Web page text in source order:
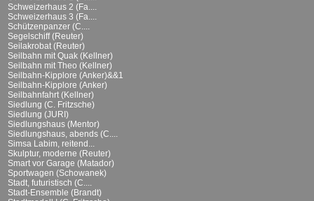
Schweizerhaus 2 (Fa....
Schweizerhaus 3 (Fa....
Schützenpanzer (C....
Segelschiff (Reuter)
Seilakrobat (Reuter)
Seilbahn mit Quak (Kellner)
Seilbahn mit Theo (Kellner)
Seilbahn-Kipplore (Anker)&&1
Seilbahn-Kipplore (Anker)
Seilbahnfahrt (Kellner)
Siedlung (C. Fritzsche)
Siedlung (JURI)
Siedlungshaus (Mentor)
Siedlungshaus, abends (C....
Simsa Labim, reitend...
Skulptur, moderne (Reuter)
Smart vor Garage (Matador)
Sportwagen (Schowanek)
Stadt, futuristisch (C....
Stadt-Ensemble (Brandt)